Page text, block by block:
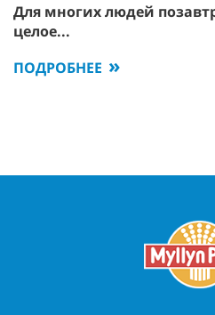
Для многих людей
целое...
ПОДРОБНЕЕ